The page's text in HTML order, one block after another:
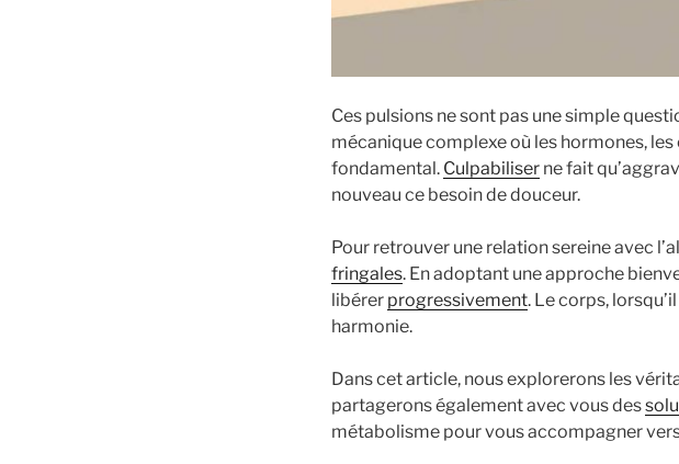
Ces pulsions ne sont pas une simple
mécanique complexe où les hormones,
fondamental. Culpabiliser ne fait
nouveau ce besoin de douceur.
Pour retrouver une relation sereine avec
fringales. En adoptant une approche
libérer progressivement. Le corps,
harmonie.
Dans cet article, nous explorerons les
partagerons également avec vous des
métabolisme pour vous accompagner